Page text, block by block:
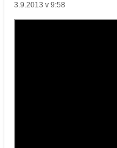
3.9.2013 v 9:58